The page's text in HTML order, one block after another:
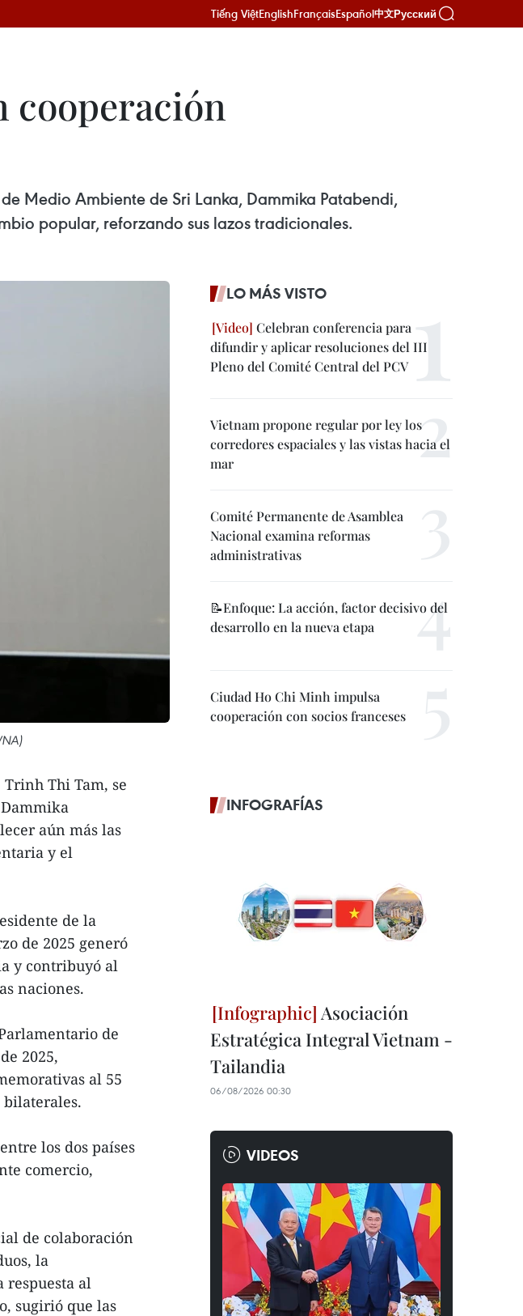
Tiếng ViệtEnglishFrançaisEspañol中文Русский
cooperación
Medio Ambiente de Sri Lanka, Dammika Patabendi,
popular, reforzando sus lazos tradicionales.
Thi Tam, se
aún más las
y el
de la
de 2025 generó
y contribuyó al
naciones.
de
2025,
al 55
los dos países
comercio,
de colaboración
la
respuesta al
sugirió que las
LO MÁS VISTO
Celebran conferencia para
difundir y aplicar resoluciones del III
Pleno del Comité Central del PCV
Vietnam propone regular por ley los
corredores espaciales y las vistas hacia el
mar
Comité Permanente de Asamblea
Nacional examina reformas
administrativas
📝Enfoque: La acción, factor decisivo del
desarrollo en la nueva etapa
Ciudad Ho Chi Minh impulsa
cooperación con socios franceses
INFOGRAFÍAS
Asociación
Estratégica Integral Vietnam -
Tailandia
06/08/2026 00:30
VIDEOS